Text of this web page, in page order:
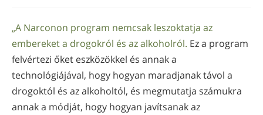
„A Narconon program nemcsak leszoktatja az
embereket a drogokról és az alkoholról. Ez a program
felvértezi őket eszközökkel és annak a
technológiájával, hogy hogyan maradjanak távol a
drogoktól és az alkoholtól, és megmutatja számukra
annak a módját, hogy hogyan javítsanak az